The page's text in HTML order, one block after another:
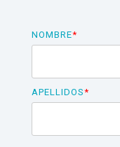
NOMBRE*
APELLIDOS*